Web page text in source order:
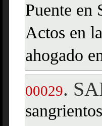
Puente en
Actos en
ahogado
00029.